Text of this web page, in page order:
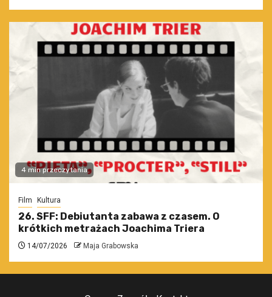
4 min przeczytania
Film Kultura
26. SFF: Debiutanta zabawa z czasem. O
krótkich metrażach Joachima Triera
14/07/2026 Maja Grabowska